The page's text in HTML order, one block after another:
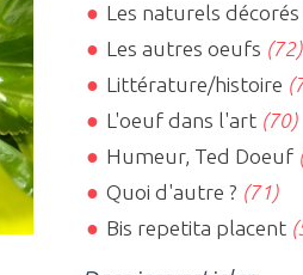
Les naturels décorés
Les autres oeufs (72)
Littérature/histoire
L'oeuf dans l'art(70)
Humeur, Ted Doeuf
Quoi d'autre ? (71)
Bis repetita placent